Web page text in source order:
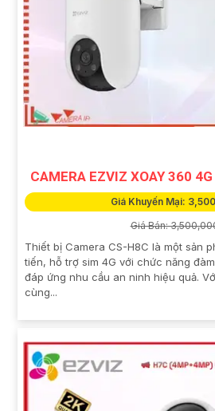
CAMERA EZVIZ XOAY 360
Giá Khuyến Mại:
Giá Bán:
Thiết bị Camera CS-H8C là một sản
tiến, hỗ trợ sim 4G với chức năng
đáp ứng nhu cầu an ninh hiệu quả.
cùng...